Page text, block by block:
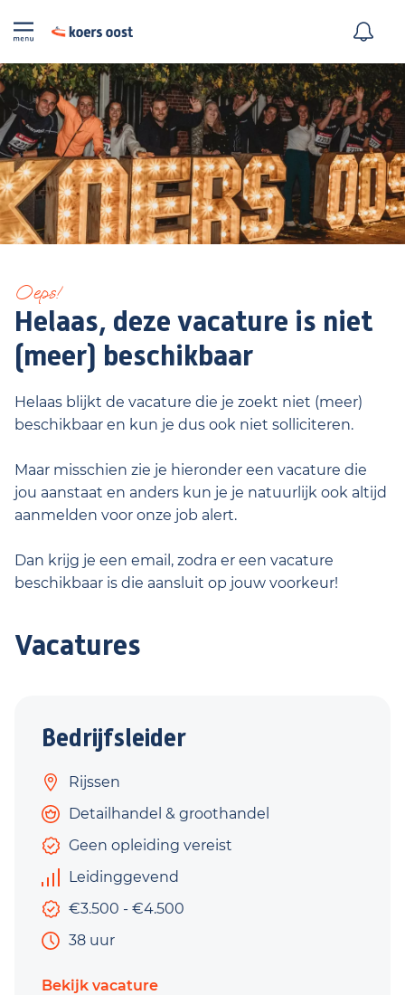
Oeps!
Helaas, deze vacature is niet
(meer) beschikbaar
Helaas blijkt de vacature die je zoekt niet (meer)
beschikbaar en kun je dus ook niet solliciteren.
Maar misschien zie je hieronder een vacature die
jou aanstaat en anders kun je je natuurlijk ook altijd
aanmelden voor onze job alert.
Dan krijg je een email, zodra er een vacature
beschikbaar is die aansluit op jouw voorkeur!
Vacatures
Bedrijfsleider
Rijssen
Detailhandel & groothandel
Geen opleiding vereist
Leidinggevend
€3.500 - €4.500
38 uur
Bekijk vacature